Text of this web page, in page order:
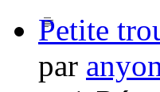
Petite
par